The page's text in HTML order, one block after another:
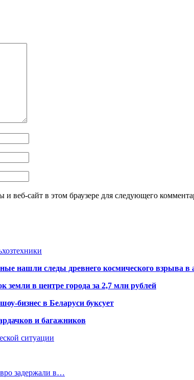
веб-сайт в этом браузере для следующего
нашли следы древнего космического взрыва в
земли в центре города за 2,7 млн рублей
бизнес в Беларуси буксует
и багажников
ситуации
задержали в…